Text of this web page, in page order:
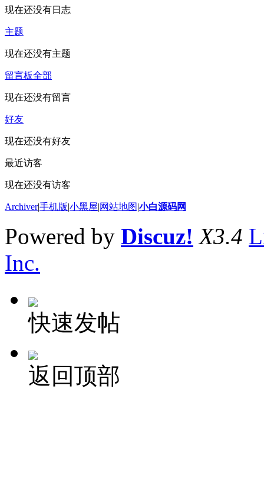
现在还没有日志
主题
现在还没有主题
留言板全部
现在还没有留言
好友
现在还没有好友
最近访客
现在还没有访客
Archiver|手机版|小黑屋|网站地图|小白源码网
Powered by Discuz! X3.4
Inc.
快速发帖
返回顶部